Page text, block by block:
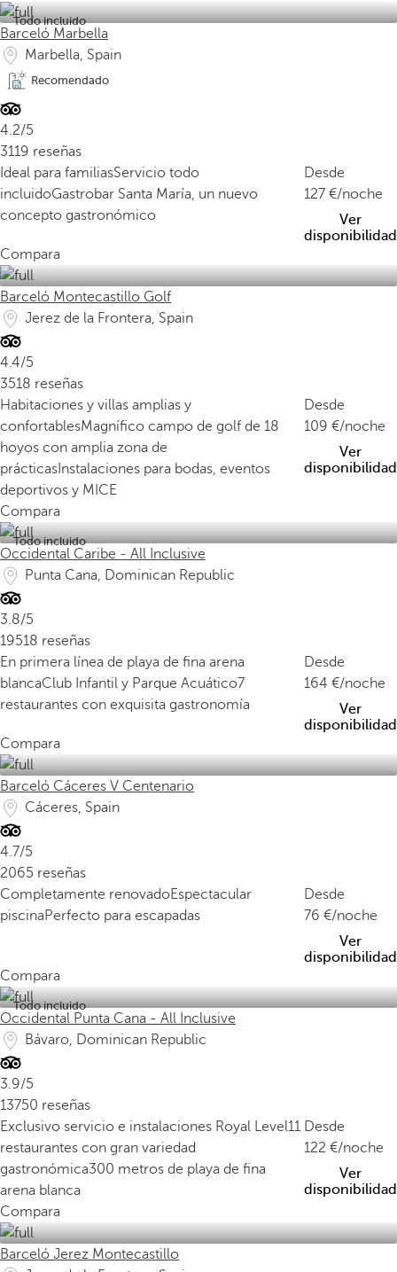
Todo incluido
Barceló Marbella
Marbella, Spain
Recomendado
4.2/5
3119 reseñas
Ideal para familiasServicio todo
incluidoGastrobar Santa María, un nuevo
concepto gastronómico
Desde
127
/noche
Ver
disponibilidad
Compara
Barceló Montecastillo Golf
Jerez de la Frontera, Spain
4.4/5
3518 reseñas
Habitaciones y villas amplias y
confortablesMagnífico campo de golf de 18
hoyos con amplia zona de
prácticas Instalaciones para bodas, eventos
deportivos y MICE
Desde
109
/noche
Ver
disponibilidad
Compara
Todo incluido
Occidental Caribe - All Inclusive
Punta Cana, Dominican Republic
3.8/5
19518 reseñas
En primera línea de playa de fina arena
blancaClub Infantil y Parque Acuático7
restaurantes con exquisita gastronomía
Desde
164
/noche
Ver
disponibilidad
Compara
Barceló Cáceres V Centenario
Cáceres, Spain
4.7/5
2065 reseñas
Completamente renovadoEspectacular
piscinaPerfecto para escapadas
Desde
76
/noche
Ver
disponibilidad
Compara
Todo incluido
Occidental Punta Cana - All Inclusive
Bávaro, Dominican Republic
3.9/5
13750 reseñas
Exclusivo servicio e instalaciones Royal Level11
restaurantes con gran variedad
gastronómica300 metros de playa de fina
arena blanca
Desde
122
/noche
Ver
disponibilidad
Compara
Barceló Jerez Montecastillo